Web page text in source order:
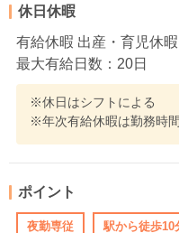
休日休暇
有給休暇 出産・育児休暇
最大有給日数：20日
※休日はシフトによる
※年次有給休暇は勤務時
ポイント
夜勤専従 駅から徒歩10